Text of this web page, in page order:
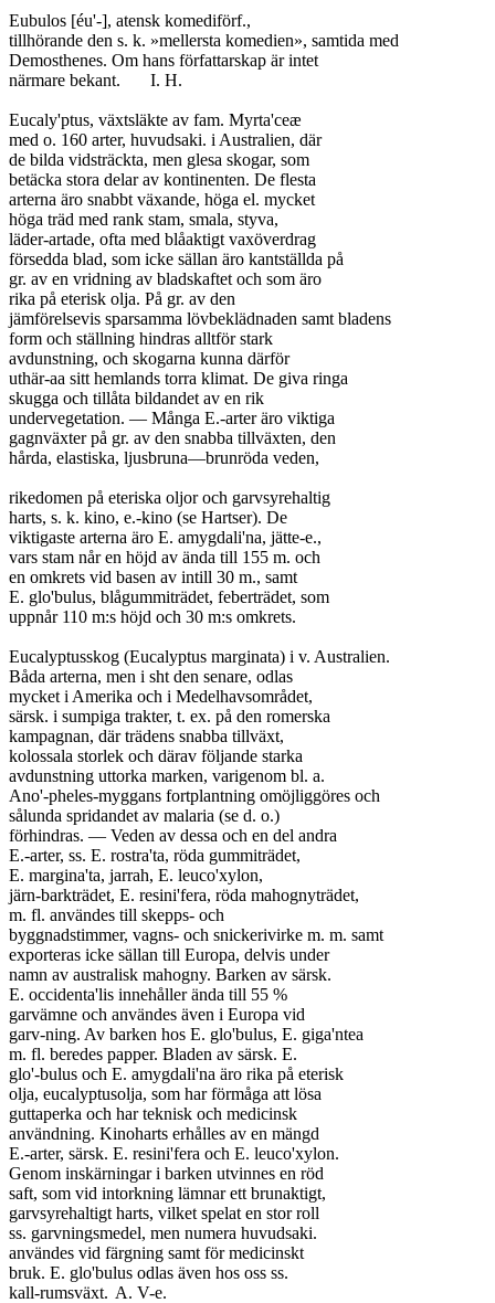
Eubulos [éu'-], atensk komediförf.,
tillhörande den s. k. »mellersta komedien», samtida med
Demosthenes. Om hans författarskap är intet
närmare bekant.	I. H.
Eucaly'ptus, växtsläkte av fam. Myrta'ceæ
med o. 160 arter, huvudsaki. i Australien, där
de bilda vidsträckta, men glesa skogar, som
betäcka stora delar av kontinenten. De flesta
arterna äro snabbt växande, höga el. mycket
höga träd med rank stam, smala, styva,
läder-artade, ofta med blåaktigt vaxöverdrag
försedda blad, som icke sällan äro kantställda på
gr. av en vridning av bladskaftet och som äro
rika på eterisk olja. På gr. av den
jämförelsevis sparsamma lövbeklädnaden samt bladens
form och ställning hindras alltför stark
avdunstning, och skogarna kunna därför
uthär-aa sitt hemlands torra klimat. De giva ringa
skugga och tillåta bildandet av en rik
undervegetation. — Många E.-arter äro viktiga
gagnväxter på gr. av den snabba tillväxten, den
hårda, elastiska, ljusbruna—brunröda veden,
rikedomen på eteriska oljor och garvsyrehaltig
harts, s. k. kino, e.-kino (se Hartser). De
viktigaste arterna äro E. amygdali'na, jätte-e.,
vars stam når en höjd av ända till 155 m. och
en omkrets vid basen av intill 30 m., samt
E. glo'bulus, blågummiträdet, feberträdet, som
uppnår 110 m:s höjd och 30 m:s omkrets.
Eucalyptusskog (Eucalyptus marginata) i v. Australien.
Båda arterna, men i sht den senare, odlas
mycket i Amerika och i Medelhavsområdet,
särsk. i sumpiga trakter, t. ex. på den romerska
kampagnan, där trädens snabba tillväxt,
kolossala storlek och därav följande starka
avdunstning uttorka marken, varigenom bl. a.
Ano'-pheles-myggans fortplantning omöjliggöres och
sålunda spridandet av malaria (se d. o.)
förhindras. — Veden av dessa och en del andra
E.-arter, ss. E. rostra'ta, röda gummiträdet,
E. margina'ta, jarrah, E. leuco'xylon,
järn-barkträdet, E. resini'fera, röda mahognyträdet,
m. fl. användes till skepps- och
byggnadstimmer, vagns- och snickerivirke m. m. samt
exporteras icke sällan till Europa, delvis under
namn av australisk mahogny. Barken av särsk.
E. occidenta'lis innehåller ända till 55 %
garvämne och användes även i Europa vid
garv-ning. Av barken hos E. glo'bulus, E. giga'ntea
m. fl. beredes papper. Bladen av särsk. E.
glo'-bulus och E. amygdali'na äro rika på eterisk
olja, eucalyptusolja, som har förmåga att lösa
guttaperka och har teknisk och medicinsk
användning. Kinoharts erhålles av en mängd
E.-arter, särsk. E. resini'fera och E. leuco'xylon.
Genom inskärningar i barken utvinnes en röd
saft, som vid intorkning lämnar ett brunaktigt,
garvsyrehaltigt harts, vilket spelat en stor roll
ss. garvningsmedel, men numera huvudsaki.
användes vid färgning samt för medicinskt
bruk. E. glo'bulus odlas även hos oss ss.
kall-rumsväxt.	A. V-e.